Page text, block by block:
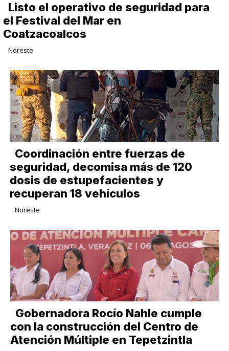
Listo el operativo de seguridad para
el Festival del Mar en
Coatzacoalcos
Noreste
Coordinación entre fuerzas de
seguridad, decomisa más de 120
dosis de estupefacientes y
recuperan 18 vehículos
Noreste
Gobernadora Rocío Nahle cumple
con la construcción del Centro de
Atención Múltiple en Tepetzintla